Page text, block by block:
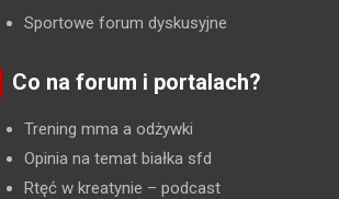
Sportowe forum dyskusyjne
Co na forum i portalach?
Trening mma a odżywki
Opinia na temat białka sfd
Rtęć w kreatynie – podcast